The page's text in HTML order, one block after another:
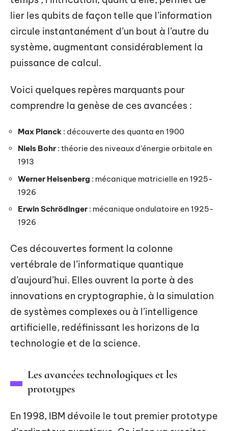
lier les qubits de façon telle que l’information
circule instantanément d’un bout à l’autre du
système, augmentant considérablement la
puissance de calcul.
Voici quelques repères marquants pour
comprendre la genèse de ces avancées :
Max Planck : découverte des quanta en 1900
Niels Bohr : théorie des niveaux d’énergie orbitale en
1913
Werner Heisenberg : mécanique matricielle en 1925-
1926
Erwin Schrödinger : mécanique ondulatoire en 1925-
1926
Ces découvertes forment la colonne
vertébrale de l’informatique quantique
d’aujourd’hui. Elles ouvrent la porte à des
innovations en cryptographie, à la simulation
de systèmes complexes ou à l’intelligence
artificielle, redéfinissant les horizons de la
technologie et de la science.
Les avancées technologiques et les
prototypes
En 1998, IBM dévoile le tout premier prototype